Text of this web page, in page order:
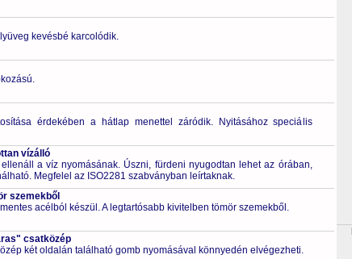
kevésbé karcolódik.
érdekében a hátlap menettel záródik. Nyitásához speciális
vízálló
a víz nyomásának. Úszni, fürdeni nyugodtan lehet az órában,
Megfelel az ISO2281 szabványban leírtaknak.
szemekből
acélból készül. A legtartósabb kivitelben tömör szemekből.
csatközép
két oldalán található gomb nyomásával könnyedén elvégezheti.